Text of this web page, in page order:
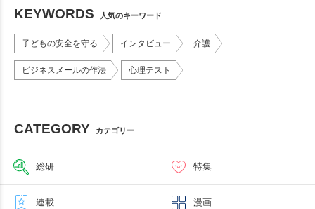
KEYWORDS 人気のキーワード
子どもの安全を守る インタビュー 介護
ビジネスメールの作法 心理テスト
CATEGORY カテゴリー
総研 特集
連載 漫画